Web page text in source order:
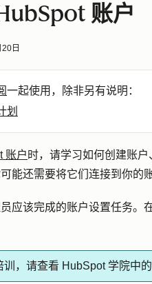
账户
日
一起使用，除非另有说明：
划
账户 时，请学习如何创建账
能还需要将它们连接到你的
应该完成的账户设置任务。
，请查看 HubSpot 学院中的